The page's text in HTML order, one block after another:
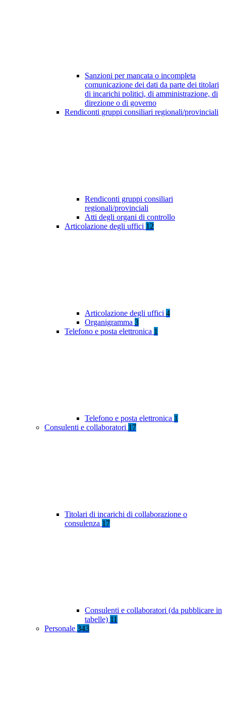
Sanzioni per mancata o incompleta
comunicazione dei dati da parte dei titolari
di incarichi politici, di amministrazione, di
direzione o di governo
Rendiconti gruppi consiliari regionali/provinciali
Rendiconti gruppi consiliari
regionali/provinciali
Atti degli organi di controllo
Articolazione degli uffici 12
Articolazione degli uffici 4
Organigramma 3
Telefono e posta elettronica 1
Telefono e posta elettronica 1
Consulenti e collaboratori 17
Titolari di incarichi di collaborazione o
consulenza 17
Consulenti e collaboratori (da pubblicare in
tabelle) 11
Personale 343